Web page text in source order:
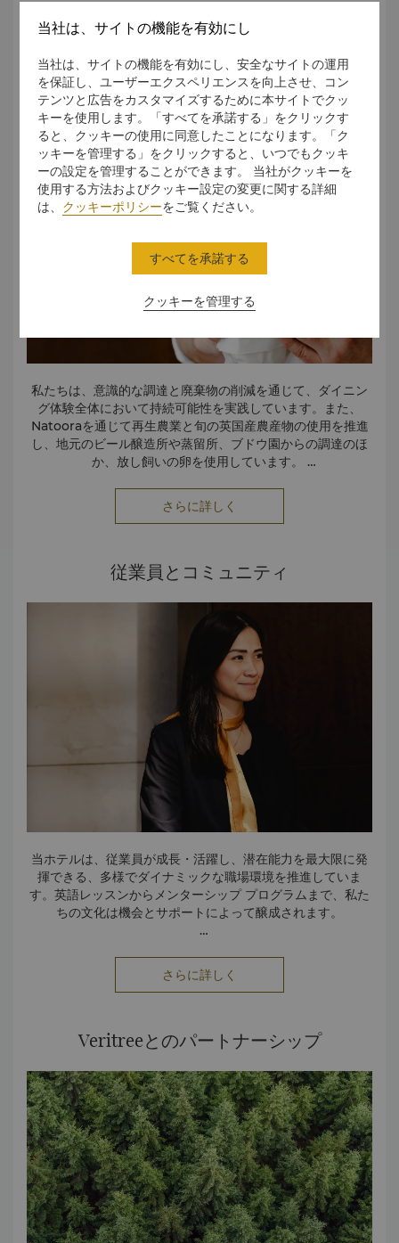
す。それぞれの流れは責任を持って管理され、廃棄物を貴重
さらに詳しく
責任あるダイニング体験
私たちは、意識的な調達と廃棄物の削減を通じて、ダイニン
グ体験全体において持続可能性を実践しています。また、
Natooraを通じて再生農業と旬の英国産農産物の使用を推進
し、地元のビール醸造所や蒸留所、ブドウ園からの調達のほ
か、放し飼いの卵を使用しています。
私たちの「自然に根ざす」という哲学をメニューの指針とし
て、MSC認証の水産物からビーガンやベジタリアン向けの料
食品廃棄物は、当ホテルの嫌気性消化プロセスを経て再生可
能なバイオガスと肥料に変換され、英国の農場を支えていま
す。また、私たちのパートナーを通じて、これらの回収物は
余剰食品の地域社会への再分配にも貢献しています。
さらに詳しく
従業員とコミュニティ
当ホテルは、従業員が成長・活躍し、潜在能力を最大限に発
揮できる、多様でダイナミックな職場環境を推進していま
す。英語レッスンからメンターシップ プログラムまで、私た
ちの文化は機会とサポートによって醸成されます。
行われ、将来のリーダー候補生は主要部門をローテーション
し、飲食部門、フロント、ハウスキーピング部門で実践的な
導を受け、自信とリーダーシップスキルを養います。
私たちの取り組みはホテルだけにとどまりません。私たちは
Make-A-Wish Internationalと提携して、難病の子どもた
ちの願いを叶えるサポートをし、継続的な募金活動を通じ
て、Guy's Cancer Charityを支援しています。また、地域活
動の取り組みにおいてはTeam London Bridgeと協力し、
Living Bankside Academyとも緊密に連携しています。
こうした取り組みは、従業員とコミュニティにとって有意義
なつながりを築き、プラスの変化を生み出すという私たちの
信念を反映しています。
さらに詳しく
Veritreeとのパートナーシップ
当社は、サイトの機能を有効にし
当社は、サイトの機能を有効にし、安全なサイトの運用
を保証し、ユーザーエクスペリエンスを向上させ、コン
テンツと広告をカスタマイズするために本サイトでクッ
キーを使用します。「すべてを承諾する」をクリックす
ると、クッキーの使用に同意したことになります。「ク
ッキーを管理する」をクリックすると、いつでもクッキ
ーの設定を管理することができます。 当社がクッキーを
使用する方法およびクッキー設定の変更に関する詳細
は、 クッキーポリシーをご覧ください。
クッキーを管理する
すべてを承諾する